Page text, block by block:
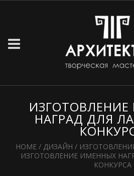
НАГРАД ДЛЯ
HOME / ДИЗАЙН /
ИЗГОТОВЛЕНИЕ ИМЕННЫХ
КОНКУРСА